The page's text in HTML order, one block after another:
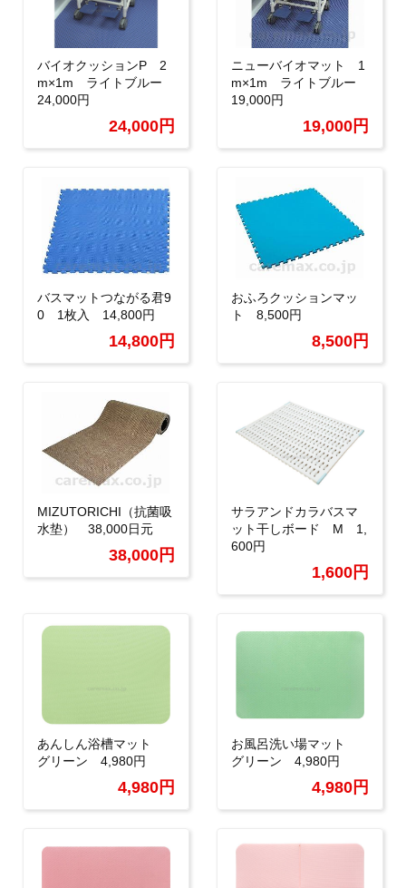
バイオクッションP 2
m×1m ライトブルー
24,000円
24,000円
ニューバイオマット 1
m×1m ライトブルー
19,000円
19,000円
バスマットつながる君9
0 1枚入 14,800円
14,800円
おふろクッションマッ
ト 8,500円
8,500円
MIZUTORICHI（抗菌吸
水垫） 38,000日元
38,000円
サラアンドカラバスマ
ット干しボード M 1,
600円
1,600円
あんしん浴槽マット
グリーン 4,980円
4,980円
お風呂洗い場マット
グリーン 4,980円
4,980円